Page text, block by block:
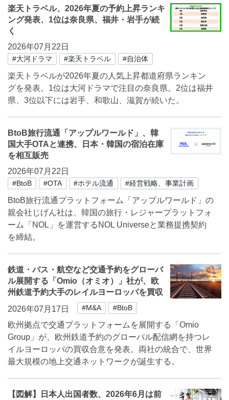
楽天トラベル、2026年夏の予約上昇ランキ
ング発表、1位は奈良県、福井・岩手が続
く
2026年07月22日
#大河ドラマ #楽天トラベル #自治体
楽天トラベルが2026年夏の人気上昇都道府県ランキン
グを発表。1位は大河ドラマで注目の奈良県。2位は福井
県、3位以下には岩手、和歌山、滋賀が続いた。
BtoB旅行流通「アップルワールド」、韓
国大手OTAと連携、日本・韓国の宿泊在庫
を相互販売
2026年07月22日
#BtoB #OTA #ホテル流通 #経営戦略、事業計画
BtoB旅行流通プラットフォーム「アップルワールド」の
親会社じげん社は、韓国の旅行・レジャープラットフォ
ーム「NOL」を運営するNOL Universeと業務提携契約
を締結。
鉄道・バス・航空など交通予約をグローバ
ル展開する「Omio（オミオ）」社が、欧
州鉄道予約大手のレイルヨーロッパを買収
2026年07月17日
#M&A #BtoB
欧州拠点で交通プラットフォームを展開する「Omio
Group」が、欧州鉄道予約のグローバル配信網を持つレ
イルヨーロッパの買収合意を発表。両社の統合で、世界
最大規模の地上交通ネットワークが誕生する。
【図解】日本人出国者数、2026年6月は前